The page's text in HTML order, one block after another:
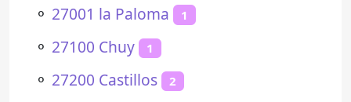
⚬ 27001 la Paloma 1
⚬ 27100 Chuy 1
⚬ 27200 Castillos 2